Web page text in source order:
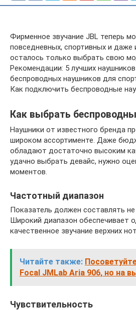
Фирменное звучание JBL теперь
повседневных, спортивных и даже
осталось только выбрать свою
Рекомендации: 5 лучших
беспроводных наушников для
Как подключить беспроводные
Как выбрать
Наушники от известного бренда
широком ассортименте. Даже
обладают достаточно высоким
удачно выбрать девайс, нужно
моментов.
Частотный диапазон
Показатель должен составлять
Широкий диапазон обеспечивает
качественное звучание верхних
Читайте также:
Focal JMLab Aria 906, но на
Чувствительность